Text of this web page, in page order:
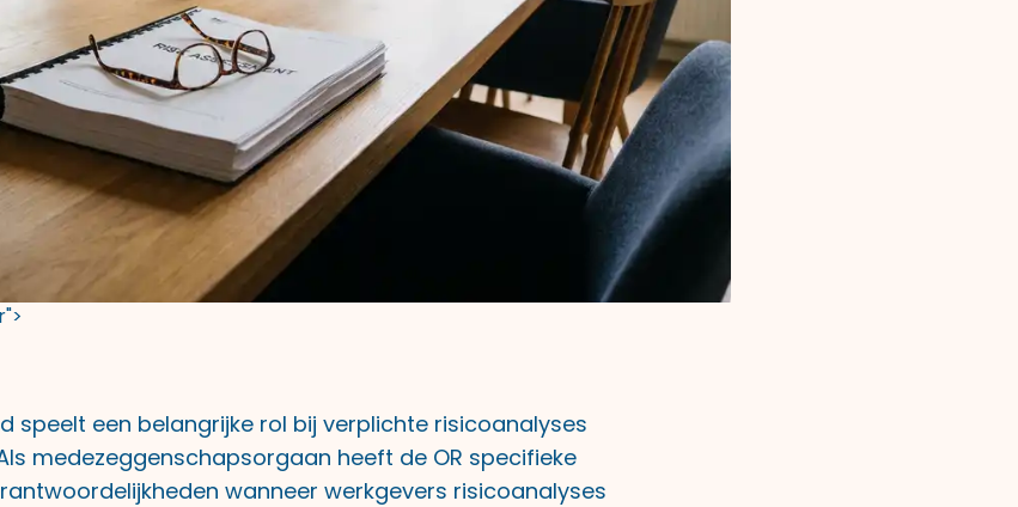
speelt een belangrijke rol bij verplichte risicoanalyses
medezeggenschapsorgaan heeft de OR specifieke
wanneer werkgevers risicoanalyses